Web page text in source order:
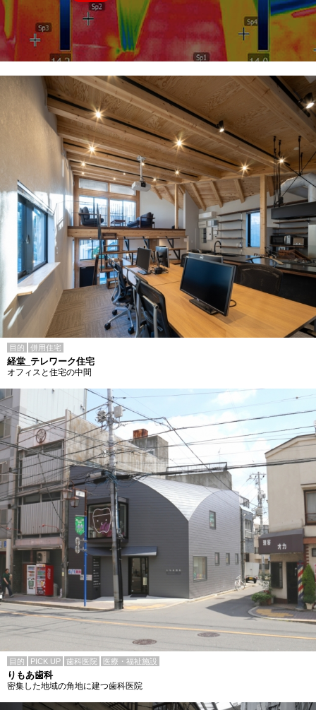
目的 併用住宅
経堂_テレワーク住宅
オフィスと住宅の中間
目的 PICK UP 歯科医院 医療・福祉施設
りもあ歯科
密集した地域の角地に建つ歯科医院